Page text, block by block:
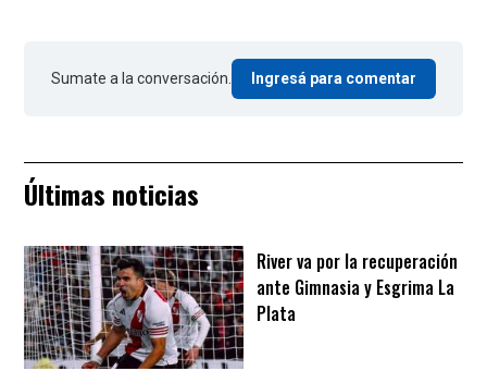
Sumate a la conversación. Ingresá para comentar
Últimas noticias
River va por la recuperación
ante Gimnasia y Esgrima La
Plata